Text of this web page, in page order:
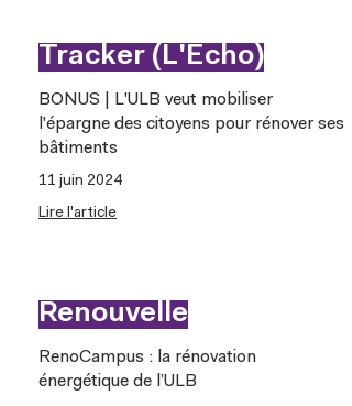
Tracker (L'Echo)
BONUS | L'ULB veut mobiliser
l'épargne des citoyens pour rénover ses
bâtiments
11 juin 2024
Lire l'article
Renouvelle
RenoCampus : la rénovation
énergétique de l’ULB